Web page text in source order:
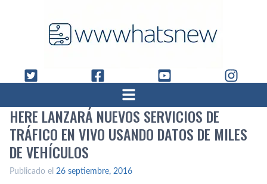
HERE LANZARÁ NUEVOS SERVICIOS DE
TRÁFICO EN VIVO USANDO DATOS DE MILES
DE VEHÍ­CULOS
Publicado el 26 septiembre, 2016